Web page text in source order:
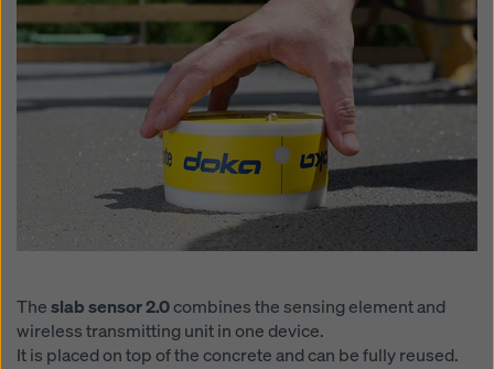
Theslab sensor 2.0combines the sensing element and
wireless transmitting unit in one device.
It is placed on top of the concrete and can be fully reused.